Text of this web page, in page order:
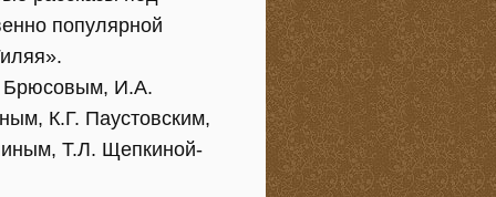
популярной
Брюсовым, И.А.
К.Г. Паустовским,
Т.Л. Щепкиной-